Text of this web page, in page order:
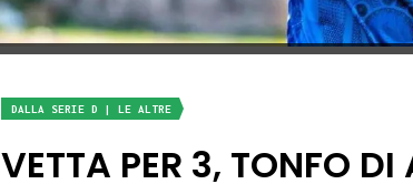
DALLA SERIE D | LE ALTRE
VETTA PER 3, TONFO DI